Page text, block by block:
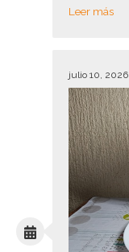
Leer más
julio 10, 2026